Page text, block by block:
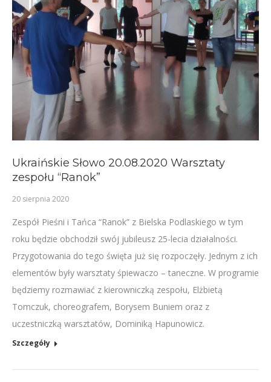
Ukraińskie Słowo 20.08.2020 Warsztaty
zespołu “Ranok”
20 sierpnia 2020
Zespół Pieśni i Tańca “Ranok” z Bielska Podlaskiego w tym
roku będzie obchodził swój jubileusz 25-lecia działalności.
Przygotowania do tego święta już się rozpoczęły. Jednym z ich
elementów były warsztaty śpiewaczo – taneczne. W programie
będziemy rozmawiać z kierowniczką zespołu, Elżbietą
Tomczuk, choreografem, Borysem Buniem oraz z
uczestniczką warsztatów, Dominiką Hapunowicz.
Szczegóły